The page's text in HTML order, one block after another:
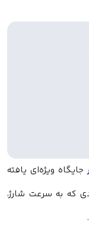
جایگاه ویژه‌ای یافته
که به سرعت شارژ،